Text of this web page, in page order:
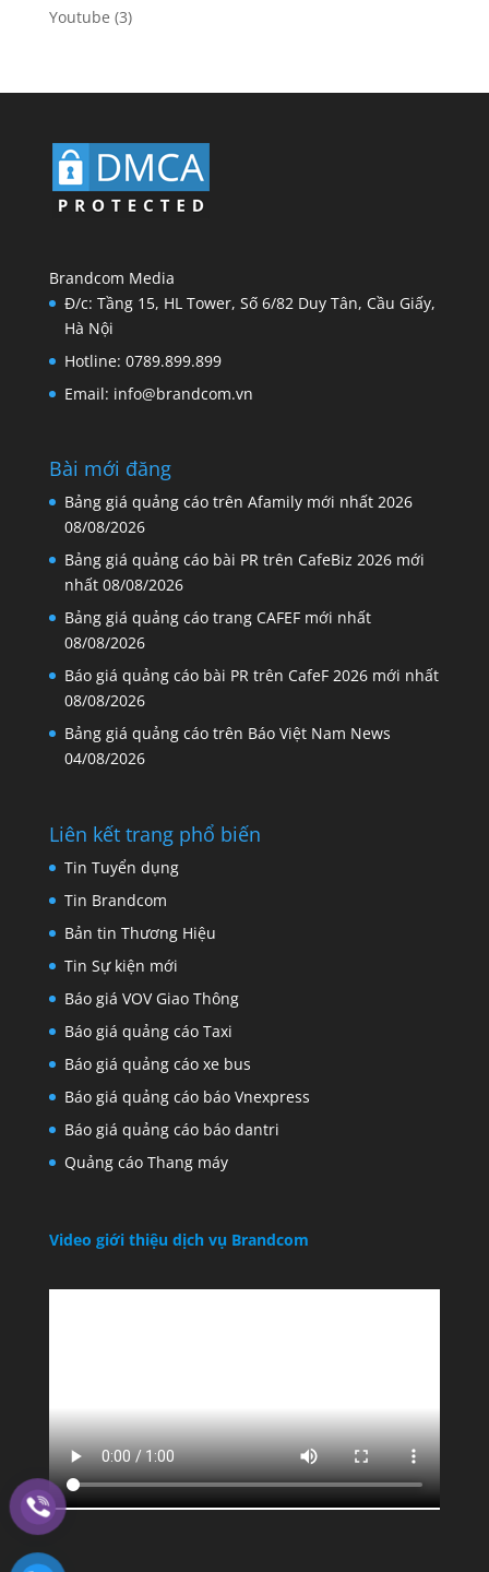
Youtube (3)
Brandcom Media
Đ/c: Tầng 15, HL Tower, Số 6/82 Duy Tân, Cầu Giấy,
Hà Nội
Hotline: 0789.899.899
Email: info@brandcom.vn
Bài mới đăng
Bảng giá quảng cáo trên Afamily mới nhất 2026
08/08/2026
Bảng giá quảng cáo bài PR trên CafeBiz 2026 mới
nhất 08/08/2026
Bảng giá quảng cáo trang CAFEF mới nhất
08/08/2026
Báo giá quảng cáo bài PR trên CafeF 2026 mới nhất
08/08/2026
Bảng giá quảng cáo trên Báo Việt Nam News
04/08/2026
Liên kết trang phổ biến
Tin Tuyển dụng
Tin Brandcom
Bản tin Thương Hiệu
Tin Sự kiện mới
Báo giá VOV Giao Thông
Báo giá quảng cáo Taxi
Báo giá quảng cáo xe bus
Báo giá quảng cáo báo Vnexpress
Báo giá quảng cáo báo dantri
Quảng cáo Thang máy
Video giới thiệu dịch vụ Brandcom